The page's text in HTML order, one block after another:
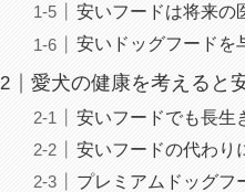
安いフードは将来の
安いドッグフードを
愛犬の健康を考えると
安いフードでも長生
安いフードの代わり
プレミアムドッグフ